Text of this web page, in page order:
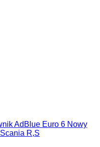
AdBlue Euro 6 Nowy
R,S